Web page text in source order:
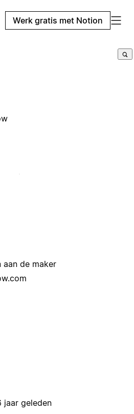
Werk gratis met Notion
aan de maker
jaar geleden